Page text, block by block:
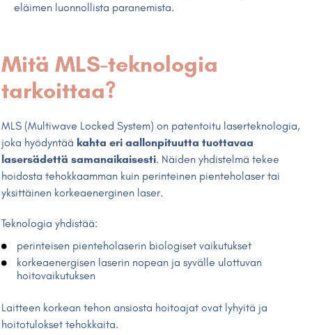
eläimen luonnollista paranemista.
Mitä MLS-teknologia
tarkoittaa?
MLS (Multiwave Locked System) on patentoitu laserteknologia,
joka hyödyntää kahta eri aallonpituutta tuottavaa
lasersädettä samanaikaisesti. Näiden yhdistelmä tekee
hoidosta tehokkaamman kuin perinteinen pienteholaser tai
yksittäinen korkeaenerginen laser.
Teknologia yhdistää:
perinteisen pienteholaserin biologiset vaikutukset
korkeaenergisen laserin nopean ja syvälle ulottuvan
hoitovaikutuksen
Laitteen korkean tehon ansiosta hoitoajat ovat lyhyitä ja
hoitotulokset tehokkaita.